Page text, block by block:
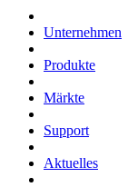
Unternehmen
Produkte
Märkte
Support
Aktuelles